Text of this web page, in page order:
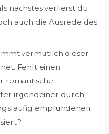
nachstes verlierst du
auch die Ausrede des
vermutlich dieser
Fehlt einen
romantische
irgendeiner durch
empfundenen